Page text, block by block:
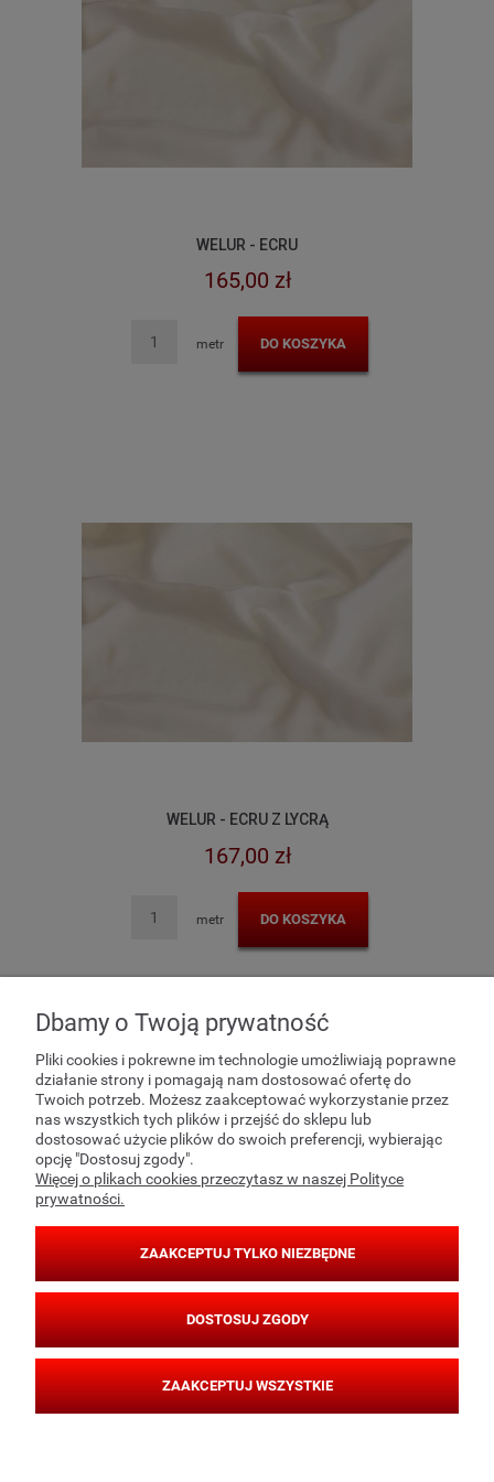
WELUR - ECRU
165,00 zł
metr DO KOSZYKA
WELUR - ECRU Z LYCRĄ
167,00 zł
metr DO KOSZYKA
POMOC
MOJE KONTO
INFORMACJE
O NAS
Dbamy o Twoją prywatność
Pliki cookies i pokrewne im technologie umożliwiają poprawne
działanie strony i pomagają nam dostosować ofertę do
Twoich potrzeb. Możesz zaakceptować wykorzystanie przez
nas wszystkich tych plików i przejść do sklepu lub
dostosować użycie plików do swoich preferencji, wybierając
opcję "Dostosuj zgody".
Więcej o plikach cookies przeczytasz w naszej Polityce
prywatności.
ZAAKCEPTUJ TYLKO NIEZBĘDNE
DOSTOSUJ ZGODY
ZAAKCEPTUJ WSZYSTKIE